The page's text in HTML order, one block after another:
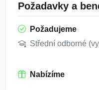
Požadavky a
Požadujeme
Střední odborné
Nabízíme